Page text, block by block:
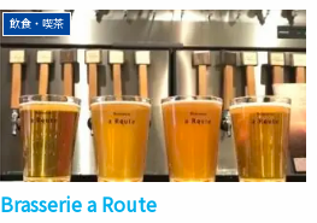
飲食・喫茶
Brasserie a Route